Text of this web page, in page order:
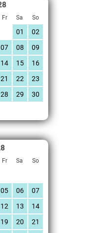
Fr Sa So
01
02
07 08
09
14 15
16
21 22
23
28 29 30
Fr Sa So
05 06
07
12 13
14
19 20
21